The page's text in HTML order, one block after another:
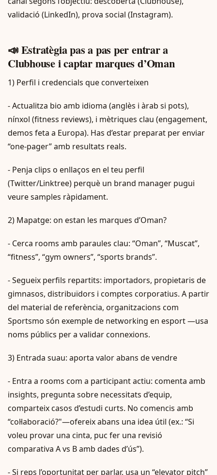
validació (LinkedIn), prova social (Instagram).
📣 Estratègia pas a pas per entrar a
Clubhouse i captar marques d’Oman
1) Perfil i credencials que converteixen
- Actualitza bio amb idioma (anglès i àrab si pots),
nínxol (fitness reviews), i mètriques clau (engagement,
demos feta a Europa). Has d’estar preparat per enviar
“one-pager” amb resultats reals.
- Penja clips o enllaços en el teu perfil
(Twitter/Linktree) perquè un brand manager pugui
veure samples ràpidament.
2) Mapatge: on estan les marques d’Oman?
- Cerca rooms amb paraules clau: “Oman”, “Muscat”,
“fitness”, “gym owners”, “sports brands”.
- Segueix perfils repartits: importadors, propietaris de
gimnasos, distribuïdors i comptes corporatius. A partir
del material de referència, organitzacions com
Sportsmo són exemple de networking en esport —usa
noms públics per a validar connexions.
3) Entrada suau: aporta valor abans de vendre
- Entra a rooms com a participant actiu: comenta amb
insights, pregunta sobre necessitats d’equip,
comparteix casos d’estudi curts. No comencis amb
“col·laboració?"—ofereix abans una idea útil (ex.: “Si
voleu provar una cinta, puc fer una revisió
comparativa A vs B amb dades d’ús”).
- Si reps l’oportunitat per parlar, usa un “elevator pitch”